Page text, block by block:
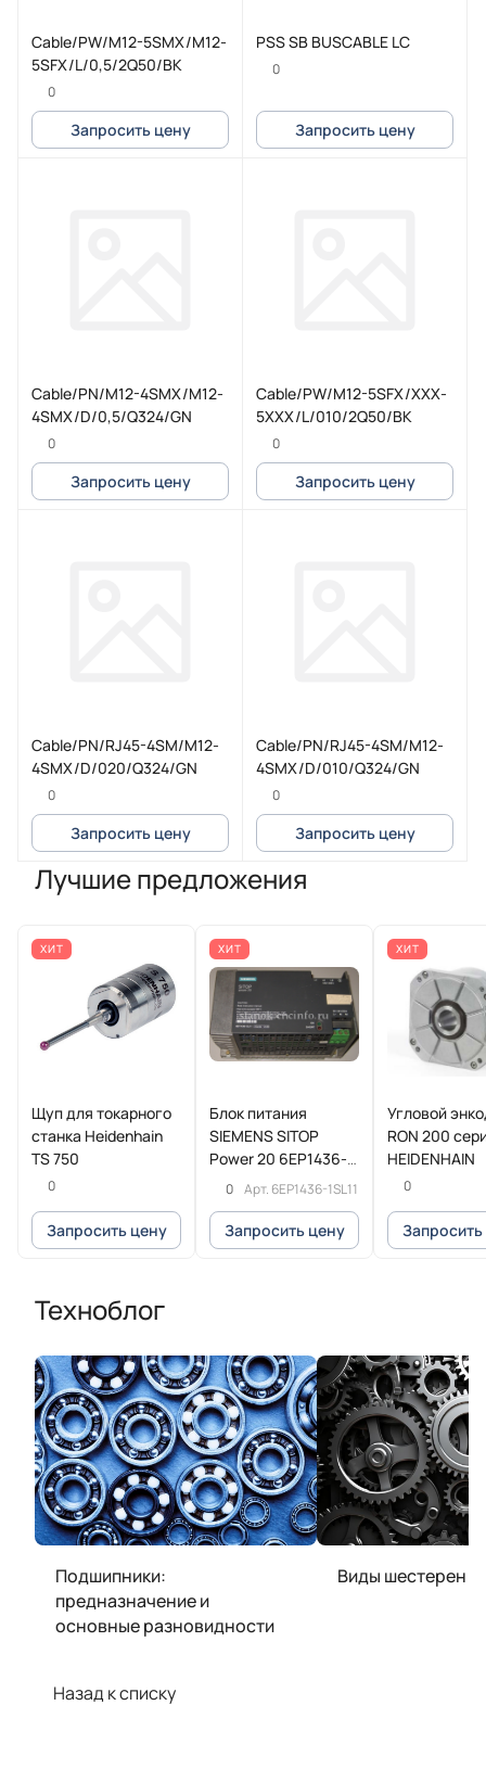
Cable/PW/M12-5SMX/M12-
5SFX/L/0,5/2Q50/BK
0
Запросить цену
PSS SB BUSCABLE LC
0
Запросить цену
Cable/PN/M12-4SMX/M12-
4SMX/D/0,5/Q324/GN
0
Запросить цену
Cable/PW/M12-5SFX/XXX-
5XXX/L/010/2Q50/BK
0
Запросить цену
Cable/PN/RJ45-4SM/M12-
4SMX/D/020/Q324/GN
0
Запросить цену
Cable/PN/RJ45-4SM/M12-
4SMX/D/010/Q324/GN
0
Запросить цену
Лучшие предложения
ХИТ
Щуп для токарного
станка Heidenhain
TS 750
0
Запросить цену
ХИТ
Блок питания
SIEMENS SITOP
Power 20 6EP1436-
1SL11
0 Арт. 6EP1436-1SL11
Запросить цену
ХИТ
Угловой
RON 200
HEIDENHAIN
0
Техноблог
Подшипники:
предназначение и
основные разновидности
Виды шестерен
Назад к списку